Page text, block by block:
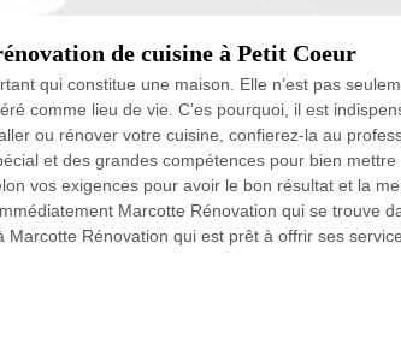
de cuisine à Petit Coeur
qui constitue une maison. Elle n’est pas
comme lieu de vie. C’es pourquoi, il est
ou rénover votre cuisine, confierez-la au
et des grandes compétences pour bien
vos exigences pour avoir le bon résultat et la
Marcotte Rénovation qui se trouve
Marcotte Rénovation qui est prêt à offrir ses